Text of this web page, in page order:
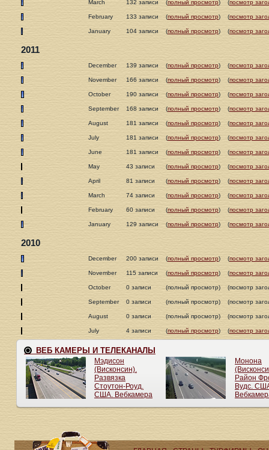
March 132 записи (полный просмотр) (посмотр
February 133 записи (полный просмотр) (посмотр
January 104 записи (полный просмотр) (посмотр
2011
December 139 записи (полный просмотр) (посмотр
November 166 записи (полный просмотр) (посмотр
October 190 записи (полный просмотр) (посмотр
September 168 записи (полный просмотр) (посмотр
August 181 записи (полный просмотр) (посмотр
July 181 записи (полный просмотр) (посмотр
June 181 записи (полный просмотр) (посмотр
May 43 записи (полный просмотр) (посмотр
April 81 записи (полный просмотр) (посмотр
March 74 записи (полный просмотр) (посмотр
February 60 записи (полный просмотр) (посмотр
January 129 записи (полный просмотр) (посмотр
2010
December 200 записи (полный просмотр) (посмотр
November 115 записи (полный просмотр) (посмотр
October 0 записи (полный просмотр) (посмотр
September 0 записи (полный просмотр) (посмотр
August 0 записи (полный просмотр) (посмотр
July 4 записи (полный просмотр) (посмотр